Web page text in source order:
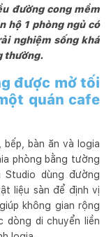
đường cong mềm
hộ 1 phòng ngủ có
nghiệm sống khá
thường.
được mở tối
quán cafe
bàn ăn và logia
phòng bằng tường
dùng đường
liệu sàn để định vị
không gian rộng
di chuyển liền